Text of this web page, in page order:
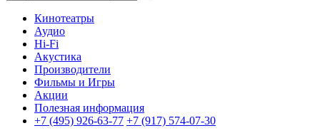
Кинотеатры
Аудио
Hi-Fi
Акустика
Производители
Фильмы и Игры
Акции
Полезная информация
+7 (495) 926-63-77 +7 (917) 574-07-30